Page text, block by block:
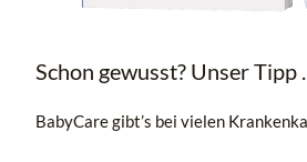
Schon gewusst? Unser Tipp ...
BabyCare gibt’s bei vielen